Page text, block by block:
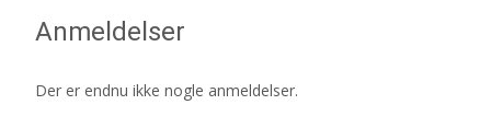
Anmeldelser
Der er endnu ikke nogle anmeldelser.